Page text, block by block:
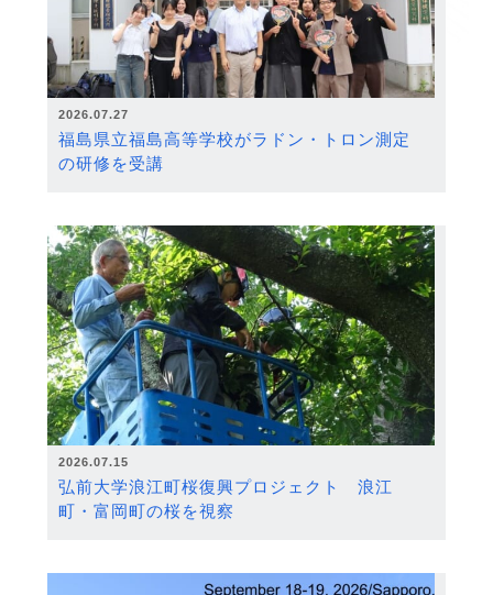
2026.07.27
福島県立福島高等学校がラドン・トロン測定
の研修を受講
2026.07.15
弘前大学浪江町桜復興プロジェクト 浪江
町・富岡町の桜を視察